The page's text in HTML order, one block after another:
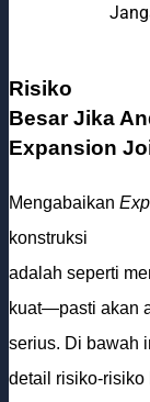
Risiko
Besar Jika
Expansion
Mengabaikan
konstruksi
adalah seperti
kuat—pasti akan
serius. Di bawah
detail risiko-risiko